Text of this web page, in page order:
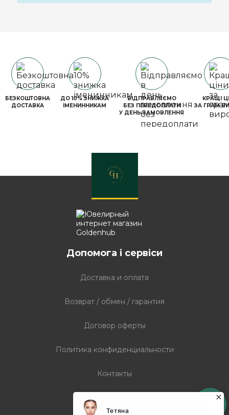
БЕЗКОШТОВНА
ДОСТАВКА
ДО 10% ЗНИЖКА
ІМЕНИННИКАМ
ВІДПРАВЛЯЄМО
БЕЗ ПЕРЕДОПЛАТИ
У ДЕНЬ ЗАМОВЛЕННЯ
КРАЩІ
ЗА ГРАМ
Допомога і сервіси
Доставка и оплата
Возврат / обмен / гарантия
Договор оферты
Политика конфиденциальности
Контакты